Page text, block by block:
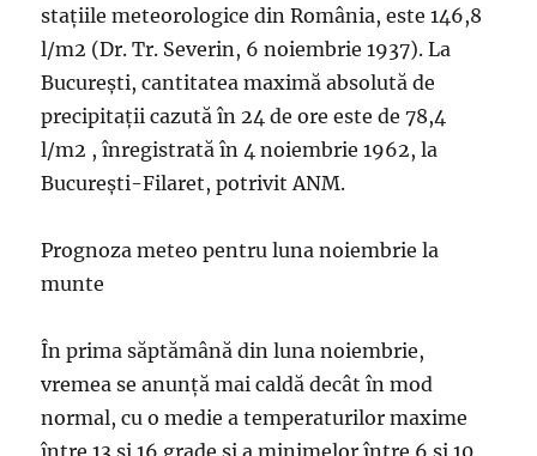
staţiile meteorologice din România, este 146,8
l/m2 (Dr. Tr. Severin, 6 noiembrie 1937). La
Bucureşti, cantitatea maximă absolută de
precipitaţii cazută în 24 de ore este de 78,4
l/m2 , înregistrată în 4 noiembrie 1962, la
Bucureşti-Filaret, potrivit ANM.
Prognoza meteo pentru luna noiembrie la
munte
În prima săptămână din luna noiembrie,
vremea se anunță mai caldă decât în mod
normal, cu o medie a temperaturilor maxime